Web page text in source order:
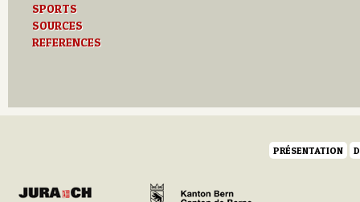
SPORTS
SOURCES
REFERENCES
PRÉSENTATION